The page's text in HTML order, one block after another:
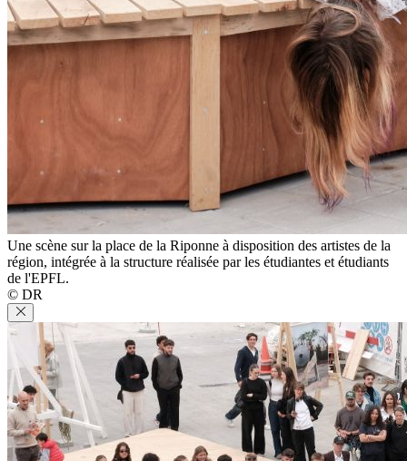
Une scène sur la place de la Riponne à disposition des artistes de la
région, intégrée à la structure réalisée par les étudiantes et étudiants
de l'EPFL.
© DR